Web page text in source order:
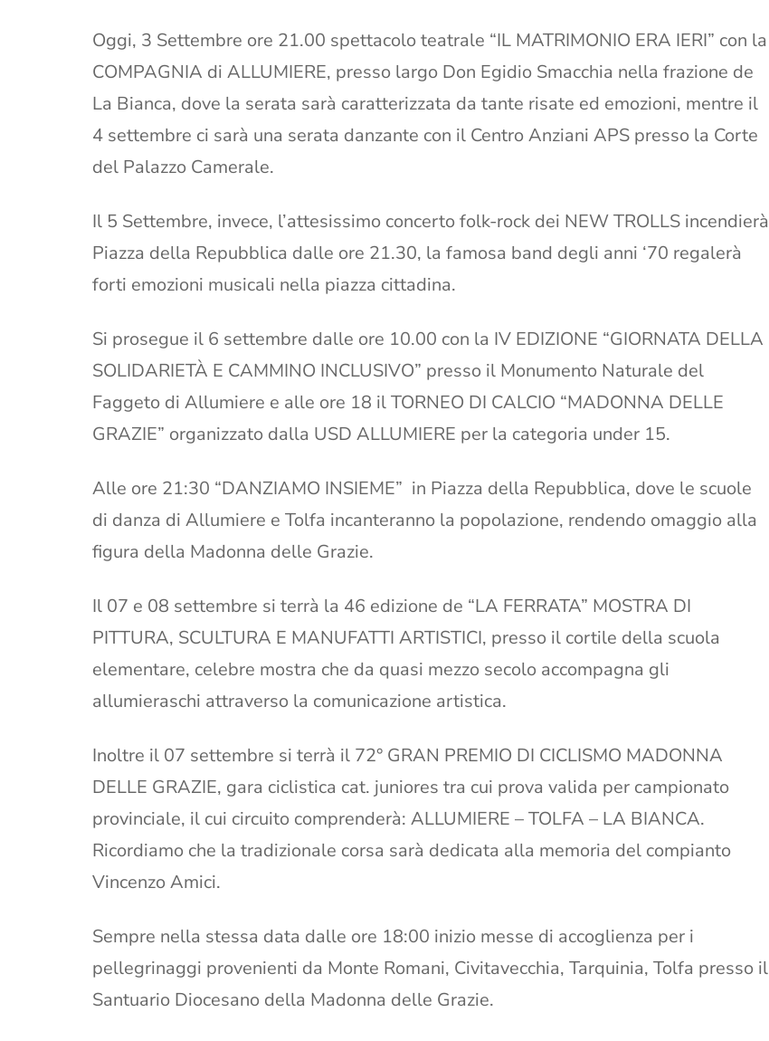
Oggi, 3 Settembre ore 21.00 spettacolo teatrale “IL MATRIMONIO ERA IERI” con la
COMPAGNIA di ALLUMIERE, presso largo Don Egidio Smacchia nella frazione de
La Bianca, dove la serata sarà caratterizzata da tante risate ed emozioni, mentre il
4 settembre ci sarà una serata danzante con il Centro Anziani APS presso la Corte
del Palazzo Camerale.
Il 5 Settembre, invece, l’attesissimo concerto folk-rock dei NEW TROLLS incendierà
Piazza della Repubblica dalle ore 21.30, la famosa band degli anni ‘70 regalerà
forti emozioni musicali nella piazza cittadina.
Si prosegue il 6 settembre dalle ore 10.00 con la IV EDIZIONE “GIORNATA DELLA
SOLIDARIETÀ E CAMMINO INCLUSIVO” presso il Monumento Naturale del
Faggeto di Allumiere e alle ore 18 il TORNEO DI CALCIO “MADONNA DELLE
GRAZIE” organizzato dalla USD ALLUMIERE per la categoria under 15.
Alle ore 21:30 “DANZIAMO INSIEME” in Piazza della Repubblica, dove le scuole
di danza di Allumiere e Tolfa incanteranno la popolazione, rendendo omaggio alla
figura della Madonna delle Grazie.
Il 07 e 08 settembre si terrà la 46 edizione de “LA FERRATA” MOSTRA DI
PITTURA, SCULTURA E MANUFATTI ARTISTICI, presso il cortile della scuola
elementare, celebre mostra che da quasi mezzo secolo accompagna gli
allumieraschi attraverso la comunicazione artistica.
Inoltre il 07 settembre si terrà il 72° GRAN PREMIO DI CICLISMO MADONNA
DELLE GRAZIE, gara ciclistica cat. juniores tra cui prova valida per campionato
provinciale, il cui circuito comprenderà: ALLUMIERE – TOLFA – LA BIANCA.
Ricordiamo che la tradizionale corsa sarà dedicata alla memoria del compianto
Vincenzo Amici.
Sempre nella stessa data dalle ore 18:00 inizio messe di accoglienza per i
pellegrinaggi provenienti da Monte Romani, Civitavecchia, Tarquinia, Tolfa presso il
Santuario Diocesano della Madonna delle Grazie.